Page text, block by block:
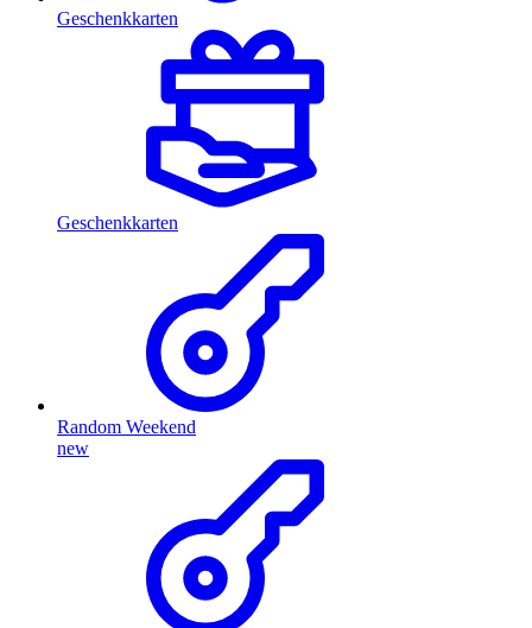
Geschenkkarten
Geschenkkarten
Random Weekend
new